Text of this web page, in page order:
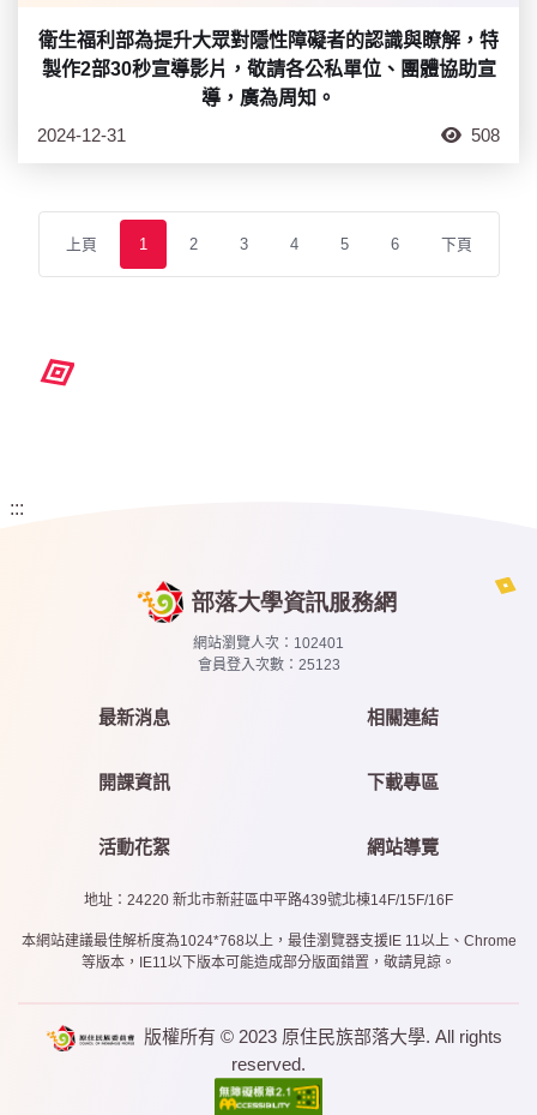
衛生福利部為提升大眾對隱性障礙者的認識與瞭解，特
製作2部30秒宣導影片，敬請各公私單位、團體協助宣
導，廣為周知。
2024-12-31
508
上頁 1 2 3 4 5 6 下頁
:::
網站瀏覽人次： 102401
會員登入次數： 25123
最新消息
開課資訊
活動花絮
相關連結
下載專區
網站導覽
地址：24220 新北市新莊區中平路439號北棟14F/15F/16F
本網站建議最佳解析度為1024*768以上，最佳瀏覽器支援IE 11以上、Chrome
等版本，IE11以下版本可能造成部分版面錯置，敬請見諒。
版權所有 © 2023 原住民族部落大學. All rights
reserved.